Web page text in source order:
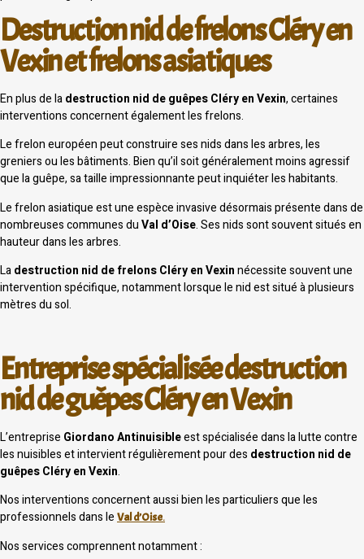
Destruction nid de frelons Cléry en
Vexin et frelons asiatiques
En plus de ladestruction nid de guêpes Cléry en Vexin, certaines
interventions concernent également les frelons.
Le frelon européen peut construire ses nids dans les arbres, les
greniers ou les bâtiments. Bien qu’il soit généralement moins agressif
que la guêpe, sa taille impressionnante peut inquiéter les habitants.
Le frelon asiatique est une espèce invasive désormais présente dans de
nombreuses communes duVal d’Oise. Ses nids sont souvent situés en
hauteur dans les arbres.
Ladestruction nid de frelons Cléry en Vexinnécessite souvent une
intervention spécifique, notamment lorsque le nid est situé à plusieurs
mètres du sol.
Entreprise spécialisée destruction
nid de guêpes Cléry en Vexin
L’entreprise Giordano Antinuisibleest spécialisée dans la lutte contre
les nuisibles et intervient régulièrement pour des destruction nid de
guêpes Cléry en Vexin.
Nos interventions concernent aussi bien les particuliers que les
professionnels dans le Val d’Oise.
Nos services comprennent notamment :